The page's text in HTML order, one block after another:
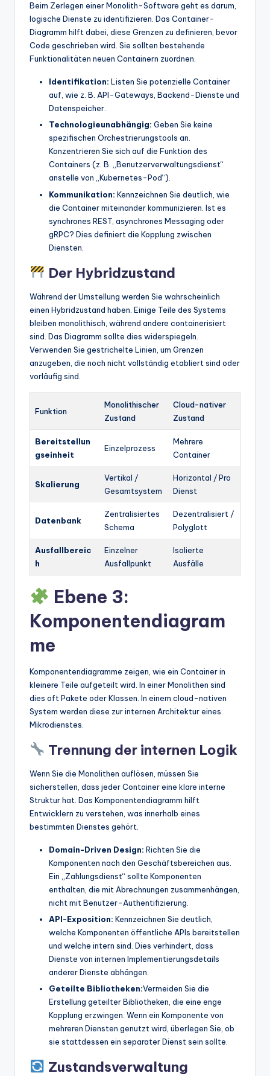
Beim Zerlegen einer Monolith-Software geht es darum,
logische Dienste zu identifizieren. Das Container-
Diagramm hilft dabei, diese Grenzen zu definieren, bevor
Code geschrieben wird. Sie sollten bestehende
Funktionalitäten neuen Containern zuordnen.
Identifikation: Listen Sie potenzielle Container
auf, wie z. B. API-Gateways, Backend-Dienste und
Datenspeicher.
Technologieunabhängig: Geben Sie keine
spezifischen Orchestrierungstools an.
Konzentrieren Sie sich auf die Funktion des
Containers (z. B. „Benutzerverwaltungsdienst“
anstelle von „Kubernetes-Pod“).
Kommunikation: Kennzeichnen Sie deutlich, wie
die Container miteinander kommunizieren. Ist es
synchrones REST, asynchrones Messaging oder
gRPC? Dies definiert die Kopplung zwischen
Diensten.
Der Hybridzustand
Während der Umstellung werden Sie wahrscheinlich
einen Hybridzustand haben. Einige Teile des Systems
bleiben monolithisch, während andere containerisiert
sind. Das Diagramm sollte dies widerspiegeln.
Verwenden Sie gestrichelte Linien, um Grenzen
anzugeben, die noch nicht vollständig etabliert sind oder
vorläufig sind.
Funktion
Monolithischer
Zustand
Cloud-nativer
Zustand
Bereitstellun
gseinheit
Einzelprozess
Mehrere
Container
Skalierung
Vertikal /
Gesamtsystem
Horizontal / Pro
Dienst
Datenbank
Zentralisiertes
Schema
Dezentralisiert /
Polyglott
Ausfallbereic
h
Einzelner
Ausfallpunkt
Isolierte
Ausfälle
Ebene 3:
Komponentendiagram
me
Komponentendiagramme zeigen, wie ein Container in
kleinere Teile aufgeteilt wird. In einer Monolithen sind
dies oft Pakete oder Klassen. In einem cloud-nativen
System werden diese zur internen Architektur eines
Mikrodienstes.
Trennung der internen Logik
Wenn Sie die Monolithen auflösen, müssen Sie
sicherstellen, dass jeder Container eine klare interne
Struktur hat. Das Komponentendiagramm hilft
Entwicklern zu verstehen, was innerhalb eines
bestimmten Dienstes gehört.
Domain-Driven Design: Richten Sie die
Komponenten nach den Geschäftsbereichen aus.
Ein „Zahlungsdienst“ sollte Komponenten
enthalten, die mit Abrechnungen zusammenhängen,
nicht mit Benutzer-Authentifizierung.
API-Exposition: Kennzeichnen Sie deutlich,
welche Komponenten öffentliche APIs bereitstellen
und welche intern sind. Dies verhindert, dass
Dienste von internen Implementierungsdetails
anderer Dienste abhängen.
Geteilte Bibliotheken:Vermeiden Sie die
Erstellung geteilter Bibliotheken, die eine enge
Kopplung erzwingen. Wenn ein Komponente von
mehreren Diensten genutzt wird, überlegen Sie, ob
sie stattdessen ein separater Dienst sein sollte.
Zustandsverwaltung